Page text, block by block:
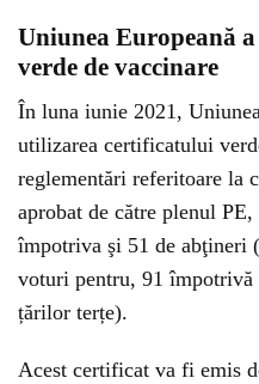
Uniunea Europeană
verde de vaccinare
În luna iunie 2021,
utilizarea certificatului
reglementări referitoare la
aprobat de către plenul
împotriva şi 51 de abţineri
voturi pentru, 91
țărilor terțe).
Acest certificat va fi emis